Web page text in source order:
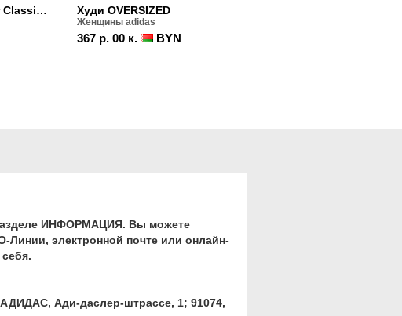
Олимпийка Adicolor Classics Firebird Худи OVERSIZED
Женщины adidas
367 р. 00 к. BYN
разделе ИНФОРМАЦИЯ. Вы можете
электронной почте или онлайн-
АДИДАС, Ади-даслер-штрассе, 1; 91074,